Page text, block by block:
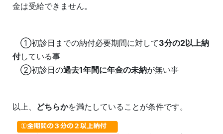
金は受給できません。
①初診日までの納付必要期間に対して3分の2以上納
付している事
②初診日の過去1年間に年金の未納が無い事
以上、 どちらかを満たしていることが条件です。